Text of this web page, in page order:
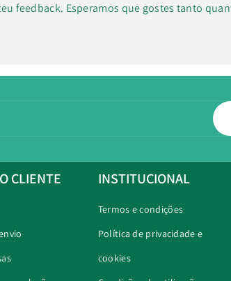
feedback. Esperamos que gostes tanto
CLIENTE INSTITUCIONAL
Termos e condições
Política de privacidade e
cookies